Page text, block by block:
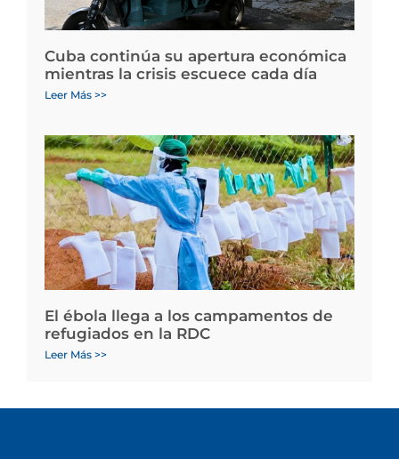
Cuba continúa su apertura económica
mientras la crisis escuece cada día
Leer Más >>
El ébola llega a los campamentos de
refugiados en la RDC
Leer Más >>